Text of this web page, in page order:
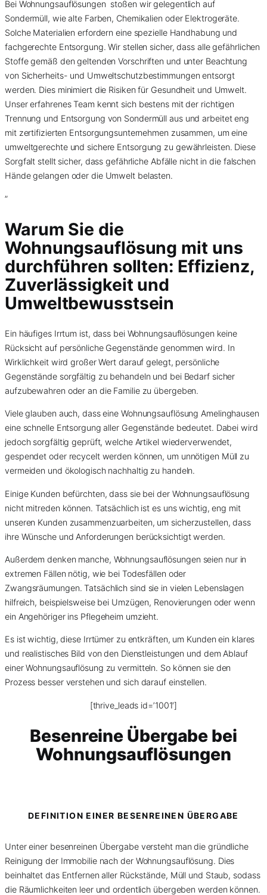
Bei Wohnungsauflösungen stoßen wir gelegentlich auf
Sondermüll, wie alte Farben, Chemikalien oder Elektrogeräte.
Solche Materialien erfordern eine spezielle Handhabung und
fachgerechte Entsorgung. Wir stellen sicher, dass alle gefährlichen
Stoffe gemäß den geltenden Vorschriften und unter Beachtung
von Sicherheits- und Umweltschutzbestimmungen entsorgt
werden. Dies minimiert die Risiken für Gesundheit und Umwelt.
Unser erfahrenes Team kennt sich bestens mit der richtigen
Trennung und Entsorgung von Sondermüll aus und arbeitet eng
mit zertifizierten Entsorgungsunternehmen zusammen, um eine
umweltgerechte und sichere Entsorgung zu gewährleisten. Diese
Sorgfalt stellt sicher, dass gefährliche Abfälle nicht in die falschen
Hände gelangen oder die Umwelt belasten.
”
Warum Sie die
Wohnungsauflösung mit uns
durchführen sollten: Effizienz,
Zuverlässigkeit und
Umweltbewusstsein
Ein häufiges Irrtum ist, dass bei Wohnungsauflösungen keine
Rücksicht auf persönliche Gegenstände genommen wird. In
Wirklichkeit wird großer Wert darauf gelegt, persönliche
Gegenstände sorgfältig zu behandeln und bei Bedarf sicher
aufzubewahren oder an die Familie zu übergeben.
Viele glauben auch, dass eine Wohnungsauflösung Amelinghausen
eine schnelle Entsorgung aller Gegenstände bedeutet. Dabei wird
jedoch sorgfältig geprüft, welche Artikel wiederverwendet,
gespendet oder recycelt werden können, um unnötigen Müll zu
vermeiden und ökologisch nachhaltig zu handeln.
Einige Kunden befürchten, dass sie bei der Wohnungsauflösung
nicht mitreden können. Tatsächlich ist es uns wichtig, eng mit
unseren Kunden zusammenzuarbeiten, um sicherzustellen, dass
ihre Wünsche und Anforderungen berücksichtigt werden.
Außerdem denken manche, Wohnungsauflösungen seien nur in
extremen Fällen nötig, wie bei Todesfällen oder
Zwangsräumungen. Tatsächlich sind sie in vielen Lebenslagen
hilfreich, beispielsweise bei Umzügen, Renovierungen oder wenn
ein Angehöriger ins Pflegeheim umzieht.
Es ist wichtig, diese Irrtümer zu entkräften, um Kunden ein klares
und realistisches Bild von den Dienstleistungen und dem Ablauf
einer Wohnungsauflösung zu vermitteln. So können sie den
Prozess besser verstehen und sich darauf einstellen.
[thrive_leads id=’1001′]
Besenreine Übergabe bei
Wohnungsauflösungen
DEFINITION EINER BESENREINEN ÜBERGABE
Unter einer besenreinen Übergabe versteht man die gründliche
Reinigung der Immobilie nach der Wohnungsauflösung. Dies
beinhaltet das Entfernen aller Rückstände, Müll und Staub, sodass
die Räumlichkeiten leer und ordentlich übergeben werden können.